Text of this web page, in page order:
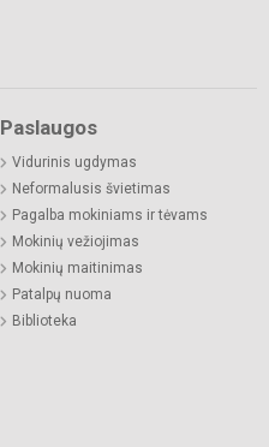
Paslaugos
Vidurinis ugdymas
Neformalusis švietimas
Pagalba mokiniams ir tėvams
Mokinių vežiojimas
Mokinių maitinimas
Patalpų nuoma
Biblioteka